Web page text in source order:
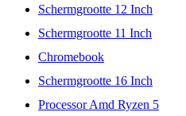
Schermgrootte 12 Inch
Schermgrootte 11 Inch
Chromebook
Schermgrootte 16 Inch
Processor Amd Ryzen 5